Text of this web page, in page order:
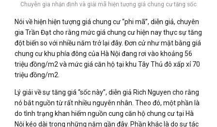
Chuyên gia nhận định và giải mã hiện tượng giá chung cư tăng sốc
Nói về hiện hiện tượng giá chung cư “phi mã”, diễn giả, chuyên
gia Trần Đạt cho rằng mức giá chung cư hiện nay thực sự tăng
đột biến so với nhiều năm trở lại đây. Đơn cử như mặt bằng giá
chung cư khu phía đông của Hà Nội đang rơi vào khoảng 56
triệu đồng/m2 và mức giá căn hộ tại khu Tây Thủ đô xấp xỉ 70
triệu đồng/m2.
Lý giải về sự tăng giá “sốc này”, diễn giả Rich Nguyen cho rằng
nó bắt nguồn từ rất nhiều nguyên nhân. Theo đó, một phần là
do tình trạng khan hiếm nguồn cung căn hộ chung cư tại Hà
Nội kéo dài trong những năm gần đây. Phần khác là do sự tác